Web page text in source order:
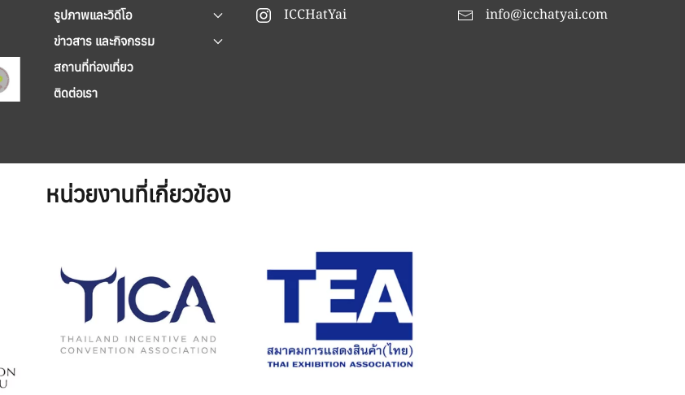
รูปภาพและวิดีโอ
ข่าวสาร และกิจกรรม
สถานที่ท่องเที่ยว
ติดต่อเรา
ICCHatYai
info@icchatyai.com
หน่วยงานที่เกี่ยวข้อง